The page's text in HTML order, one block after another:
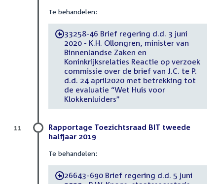
Te behandelen:
-33258-46 Brief regering d.d. 3 juni
2020 - K.H. Ollongren, minister van
Binnenlandse Zaken en
Koninkrijksrelaties Reactie op verzoek
commissie over de brief van J.C. te P.
d.d. 24 april2020 met betrekking tot
de evaluatie “Wet Huis voor
Klokkenluiders”
Rapportage Toezichtsraad BIT tweede
halfjaar 2019
Te behandelen:
-26643-690 Brief regering d.d. 5 juni
11